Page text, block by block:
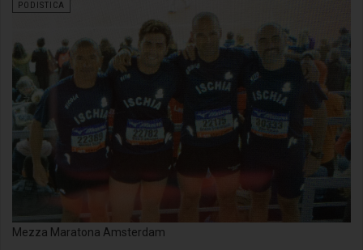
Mezza Maratona Amsterdam
PODISTICA